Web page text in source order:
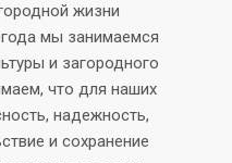
жизни
мы занимаемся
и загородного
что для наших
надежность,
и сохранение